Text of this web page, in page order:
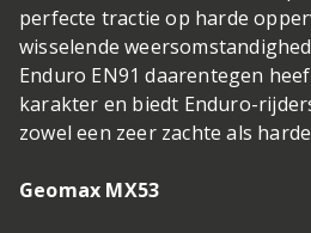
perfecte tractie op harde
wisselende
Enduro EN91 daarentegen
karakter en biedt Enduro-
zowel een zeer zachte als
Geomax MX53